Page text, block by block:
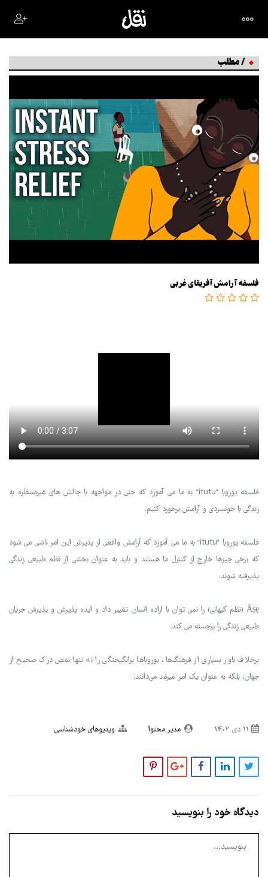
/ مطلب
فلسفه آرامش آفریقای غربی
فلسفه یوروبا "itutu" به ما می آموزد که حتی در مواجهه با چالش های غیرمنتظره به
زندگی با خونسردی و آرامش برخورد کنیم.
فلسفه یوروبا "itutu" به ما می آموزد که آرامش واقعی از پذیرش این امر ناشی می شود
که برخی چیزها خارج از کنترل ما هستند و باید به عنوان بخشی از نظم طبیعی زندگی
پذیرفته شوند.
Àṣẹ (نظم کیهانی) را نمی توان با اراده انسان تغییر داد و ایده پذیرش و پذیرش جریان
طبیعی زندگی را برجسته می کند.
برخلاف باور بسیاری از فرهنگ‌ها، یوروباها برانگیختگی را نه تنها نقض درک صحیح از
جهان، بلکه به عنوان یک امر غیرمُد می‌دانند.
مدیر محتوا ویدیوهای خودشناسی
دیدگاه خود را بنویسید